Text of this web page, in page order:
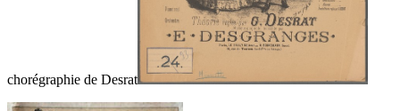
chorégraphie de Desrat